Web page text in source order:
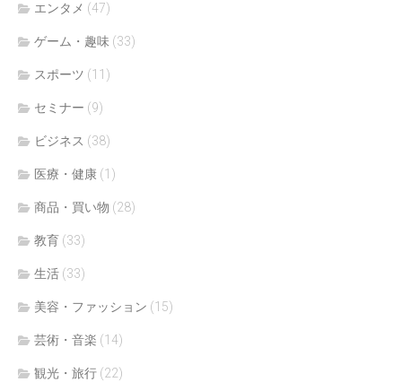
エンタメ (47)
ゲーム・趣味 (33)
スポーツ (11)
セミナー (9)
ビジネス (38)
医療・健康 (1)
商品・買い物 (28)
教育 (33)
生活 (33)
美容・ファッション (15)
芸術・音楽 (14)
観光・旅行 (22)